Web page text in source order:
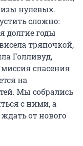
нулевых.
сложно:
долгие годы
тряпочкой,
Голливуд,
миссия спасения
на
Мы собрались
с ними, а
от нового